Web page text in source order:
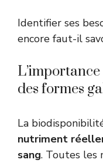
Identifier ses
encore faut-il
des formes
La
nutriment
sang. Toutes les